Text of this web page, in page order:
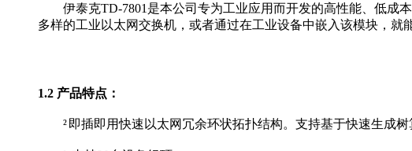
伊泰克TD-7801是本公司专为工业应用而开发的高性能、低成本
多样的工业以太网交换机，或者通过在工业设备中嵌入该模块，就
1.2 产品特点：
² 即插即用快速以太网冗余环状拓扑结构。支持基于快速生成树